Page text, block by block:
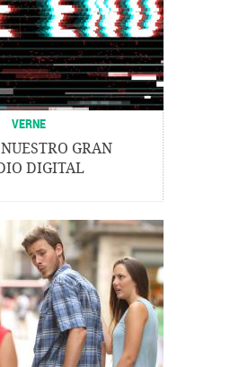
VERNE
GRAN
DIGITAL